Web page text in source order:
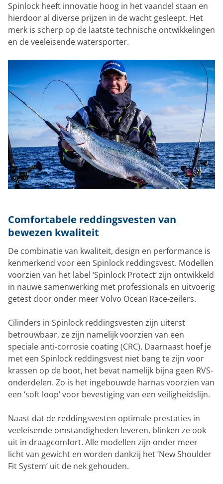
Spinlock heeft innovatie hoog in het vaandel staan en
hierdoor al diverse prijzen in de wacht gesleept. Het
merk is scherp op de laatste technische ontwikkelingen
en de veeleisende watersporter.
Comfortabele reddingsvesten van
bewezen kwaliteit
De combinatie van kwaliteit, design en performance is
kenmerkend voor een Spinlock reddingsvest. Modellen
voorzien van het label ‘Spinlock Protect’ zijn ontwikkeld
in nauwe samenwerking met professionals en uitvoerig
getest door onder meer Volvo Ocean Race-zeilers.
Cilinders in Spinlock reddingsvesten zijn uiterst
betrouwbaar, ze zijn namelijk voorzien van een
speciale anti-corrosie coating (CRC). Daarnaast hoef je
met een Spinlock reddingsvest niet bang te zijn voor
krassen op de boot, het bevat namelijk bijna geen RVS-
onderdelen. Zo is het ingebouwde harnas voorzien van
een ‘soft loop’ voor bevestiging van een veiligheidslijn.
Naast dat de reddingsvesten optimale prestaties in
veeleisende omstandigheden leveren, blinken ze ook
uit in draagcomfort. Alle modellen zijn onder meer
licht van gewicht en worden dankzij het ‘New Shoulder
Fit System’ uit de nek gehouden.